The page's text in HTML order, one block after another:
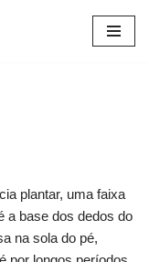
plantar, uma faixa
a base dos dedos do
na sola do pé,